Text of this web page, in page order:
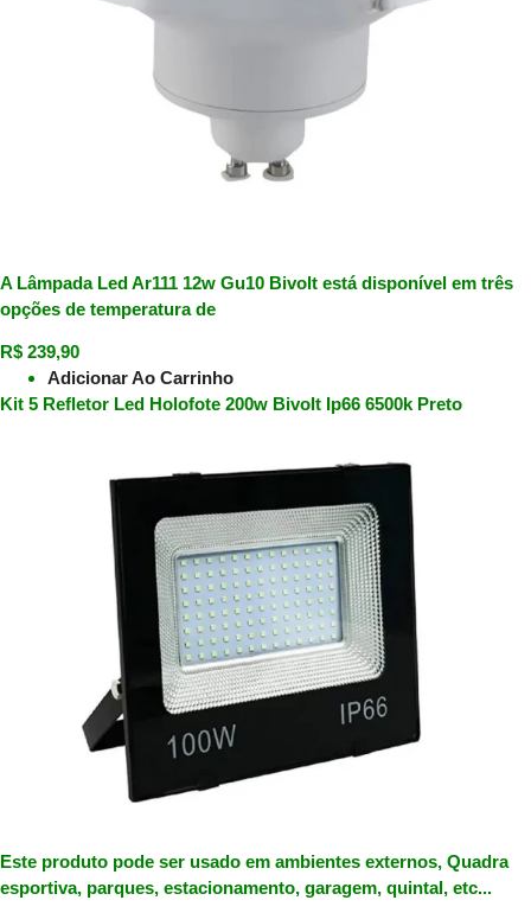
A Lâmpada Led Ar111 12w Gu10 Bivolt está disponível em três
opções de temperatura de
R$ 239,90
Adicionar Ao Carrinho
Kit 5 Refletor Led Holofote 200w Bivolt Ip66 6500k Preto
Este produto pode ser usado em ambientes externos, Quadra
esportiva, parques, estacionamento, garagem, quintal, etc...